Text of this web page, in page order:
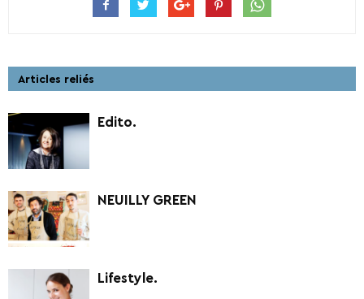
Articles reliés
Edito.
NEUILLY GREEN
Lifestyle.